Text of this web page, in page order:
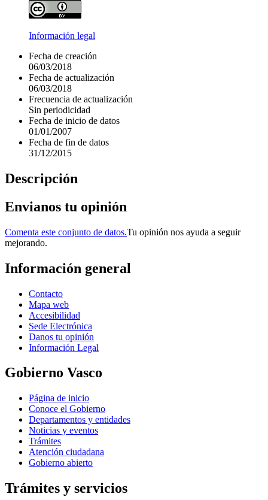
Información legal
Fecha de creación
06/03/2018
Fecha de actualización
06/03/2018
Frecuencia de actualización
Sin periodicidad
Fecha de inicio de datos
01/01/2007
Fecha de fin de datos
31/12/2015
Descripción
Envianos tu opinión
Comenta este conjunto de datos.Tu opinión nos ayuda a seguir
mejorando.
Información general
Contacto
Mapa web
Accesibilidad
Sede Electrónica
Danos tu opinión
Información Legal
Gobierno Vasco
Página de inicio
Conoce el Gobierno
Departamentos y entidades
Noticias y eventos
Trámites
Atención ciudadana
Gobierno abierto
Trámites y servicios